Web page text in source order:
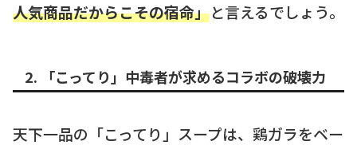
人気商品だからこその宿命」と言えるでしょう。
2. 「こってり」中毒者が求めるコラボの破壊力
天下一品の「こってり」スープは、鶏ガラをベー